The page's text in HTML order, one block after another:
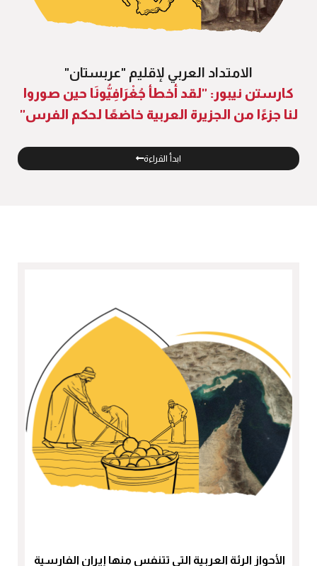
الامتداد العربي لإقليم "عربستان"
كارستن نيبور: "لقد أخطأ جُغْرَافِيُّونَا حين صوروا
لنا جزءًا من الجزيرة العربية خاضعًا لحكم الفرس"
ابدأ القراءة
الأحواز الرئة العربية التي تتنفس منها إيران الفارسية